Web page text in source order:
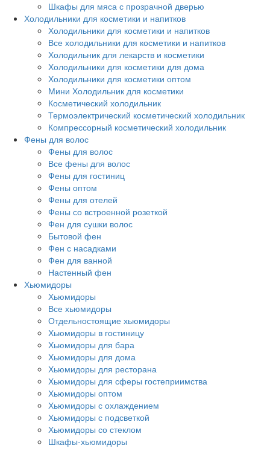
Шкафы для мяса с прозрачной дверью
Холодильники для косметики и напитков
Холодильники для косметики и напитков
Все холодильники для косметики и напитков
Холодильник для лекарств и косметики
Холодильники для косметики для дома
Холодильники для косметики оптом
Мини Холодильник для косметики
Косметический холодильник
Термоэлектрический косметический холодильник
Компрессорный косметический холодильник
Фены для волос
Фены для волос
Все фены для волос
Фены для гостиниц
Фены оптом
Фены для отелей
Фены со встроенной розеткой
Фен для сушки волос
Бытовой фен
Фен с насадками
Фен для ванной
Настенный фен
Хьюмидоры
Хьюмидоры
Все хьюмидоры
Отдельностоящие хьюмидоры
Хьюмидоры в гостиницу
Хьюмидоры для бара
Хьюмидоры для дома
Хьюмидоры для ресторана
Хьюмидоры для сферы гостеприимства
Хьюмидоры оптом
Хьюмидоры с охлаждением
Хьюмидоры с подсветкой
Хьюмидоры со стеклом
Шкафы-хьюмидоры